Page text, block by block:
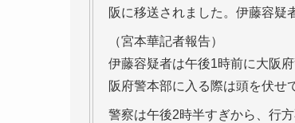
阪に移送されました。伊藤容疑
（宮本華記者報告）
伊藤容疑者は午後1時前に大阪
阪府警本部に入る際は頭を伏せ
警察は午後2時半すぎから、行